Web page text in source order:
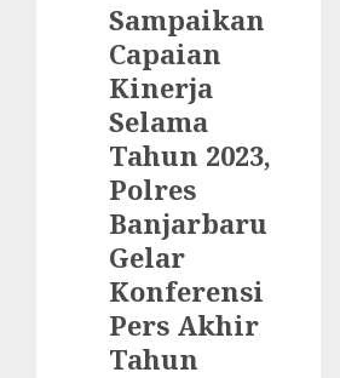
Sampaikan
Capaian
Kinerja
Selama
Tahun 2023,
Polres
Banjarbaru
Gelar
Konferensi
Pers Akhir
Tahun